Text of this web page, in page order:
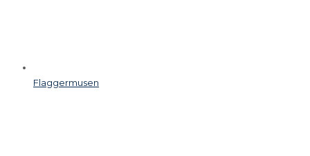
Flaggermusen